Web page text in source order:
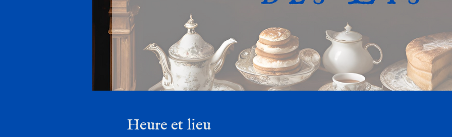
Heure et lieu